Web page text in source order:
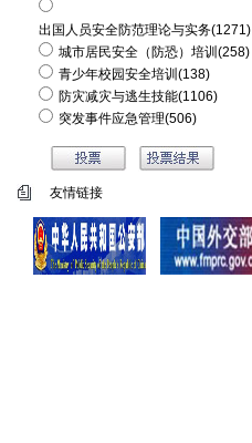
出国人员安全防范理论与实务(1271)
城市居民安全（防恐）培训(258)
青少年校园安全培训(138)
防灾减灾与逃生技能(1106)
突发事件应急管理(506)
友情链接